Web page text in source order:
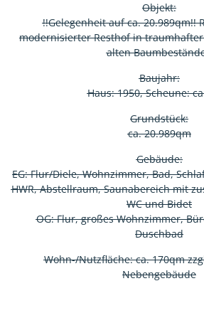
Objekt:
!!Gelegenheit auf ca. 20.989qm!!
modernisierter Resthof in
alten
Baujahr:
Haus: 1950, Scheune:
Grundstück:
ca. 20.989qm
Gebäude:
EG: Flur/Diele, Wohnzimmer, Bad,
HWR, Abstellraum, Saunabereich mit
WC und Bidet
OG: Flur, großes Wohnzimmer,
Duschbad
Wohn-/Nutzfläche: ca. 170qm
Nebengebäude